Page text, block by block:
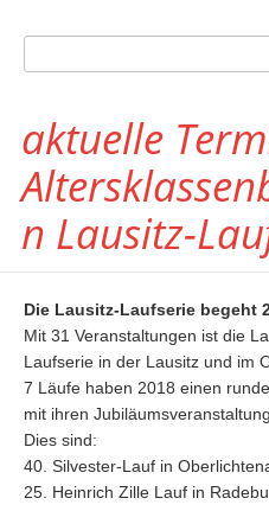
aktuelle
n Lausitz-
Die Lausitz-Laufserie begeht
Mit 31 Veranstaltungen ist die
Laufserie in der Lausitz und im
7 Läufe haben 2018 einen
mit ihren
Dies sind:
40. Silvester-Lauf in
25. Heinrich Zille Lauf in